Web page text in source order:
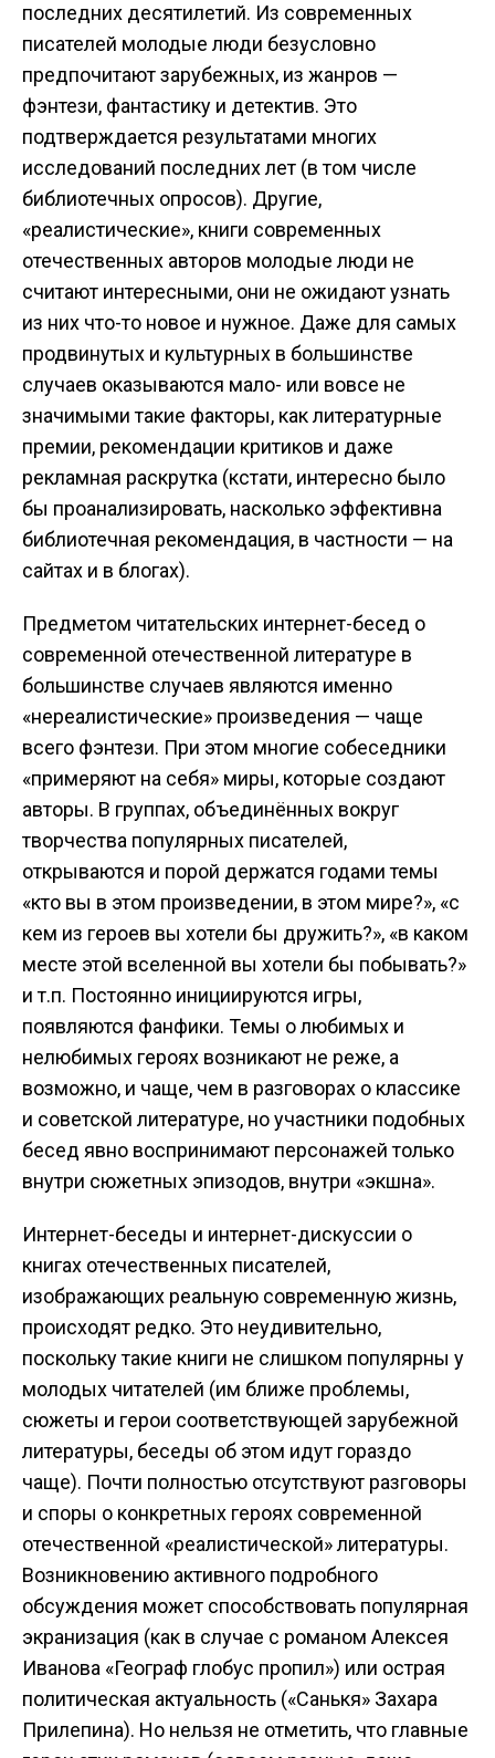
последних десятилетий. Из современных
писателей молодые люди безусловно
предпочитают зарубежных, из жанров —
фэнтези, фантастику и детектив. Это
подтверждается результатами многих
исследований последних лет (в том числе
библиотечных опросов). Другие,
«реалистические», книги современных
отечественных авторов молодые люди не
считают интересными, они не ожидают узнать
из них что-то новое и нужное. Даже для самых
продвинутых и культурных в большинстве
случаев оказываются мало- или вовсе не
значимыми такие факторы, как литературные
премии, рекомендации критиков и даже
рекламная раскрутка (кстати, интересно было
бы проанализировать, насколько эффективна
библиотечная рекомендация, в частности — на
сайтах и в блогах).
Предметом читательских интернет-бесед о
современной отечественной литературе в
большинстве случаев являются именно
«нереалистические» произведения — чаще
всего фэнтези. При этом многие собеседники
«примеряют на себя» миры, которые создают
авторы. В группах, объединённых вокруг
творчества популярных писателей,
открываются и порой держатся годами темы
«кто вы в этом произведении, в этом мире?», «с
кем из героев вы хотели бы дружить?», «в каком
месте этой вселенной вы хотели бы побывать?»
и т.п. Постоянно инициируются игры,
появляются фанфики. Темы о любимых и
нелюбимых героях возникают не реже, а
возможно, и чаще, чем в разговорах о классике
и советской литературе, но участники подобных
бесед явно воспринимают персонажей только
внутри сюжетных эпизодов, внутри «экшна».
Интернет-беседы и интернет-дискуссии о
книгах отечественных писателей,
изображающих реальную современную жизнь,
происходят редко. Это неудивительно,
поскольку такие книги не слишком популярны у
молодых читателей (им ближе проблемы,
сюжеты и герои соответствующей зарубежной
литературы, беседы об этом идут гораздо
чаще). Почти полностью отсутствуют разговоры
и споры о конкретных героях современной
отечественной «реалистической» литературы.
Возникновению активного подробного
обсуждения может способствовать популярная
экранизация (как в случае с романом Алексея
Иванова «Географ глобус пропил») или острая
политическая актуальность («Санькя» Захара
Прилепина). Но нельзя не отметить, что главные